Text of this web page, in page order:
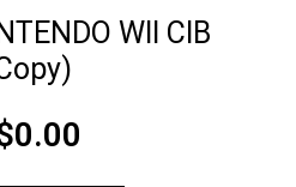
WII CIB
0.00